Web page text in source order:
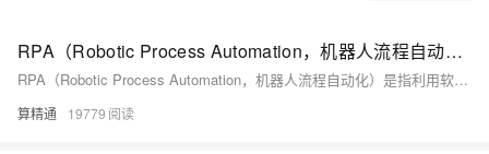
RPA（Robotic Process Automation，机器人流程自动化）
RPA（Robotic Process Automation，机器人流程自动化）是指利用软件机器人或智能自动化工具来模拟和自动执行重复性、规律性、高度结构化的业务流程和任务，从而提高工作效率、减少人力成本、降低错误率等。
算精通 19779